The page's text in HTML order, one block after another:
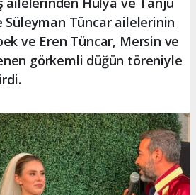
Süleyman Tüncar ailelerinin
ve Eren Tüncar, Mersin ve
görkemli düğün töreniyle